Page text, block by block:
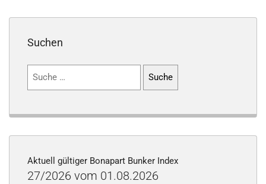
Suchen
Suchen
Aktuell gültiger Bonapart Bunker Index
27/2026 vom 01.08.2026